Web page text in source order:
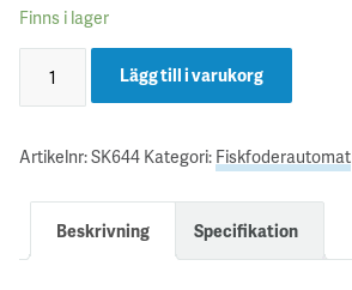
Finns i lager
Lägg till i varukorg
Artikelnr:SK644 Kategori: Fiskfoderautomat
Beskrivning Specifikation